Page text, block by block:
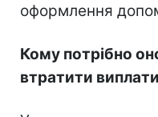
оформлення
Кому потрібно
втратити виплати